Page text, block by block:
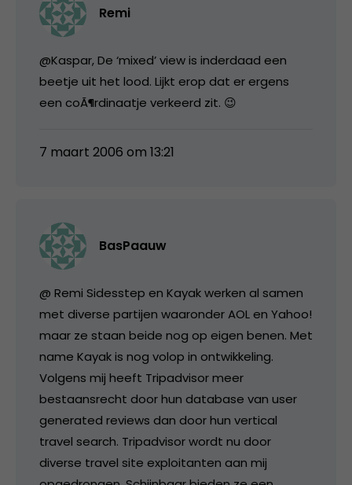
Remi
@Kaspar, De ‘mixed’ view is inderdaad een
beetje uit het lood. Lijkt erop dat er ergens
een coÃ¶rdinaatje verkeerd zit. 😉
7 maart 2006 om 13:21
BasPaauw
@ Remi Sidesstep en Kayak werken al samen
met diverse partijen waaronder AOL en Yahoo!
maar ze staan beide nog op eigen benen. Met
name Kayak is nog volop in ontwikkeling.
Volgens mij heeft Tripadvisor meer
bestaansrecht door hun database van user
generated reviews dan door hun vertical
travel search. Tripadvisor wordt nu door
diverse travel site exploitanten aan mij